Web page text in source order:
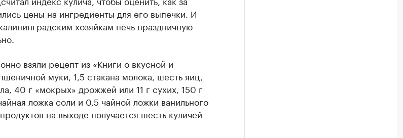
цены на ингредиенты для его выпечки. И
хозяйкам печь праздничную
взяли рецепт из «Книги о вкусной и
муки, 1,5 стакана молока, шесть яиц,
40 г «мокрых» дрожжей или 11 г сухих, 150 г
ложка соли и 0,5 чайной ложки ванильного
на выходе получается шесть куличей